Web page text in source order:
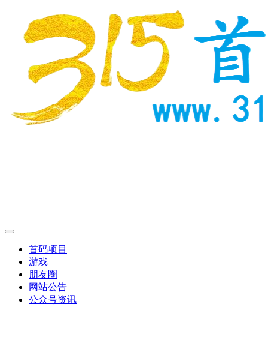
首码项目
游戏
朋友圈
网站公告
公众号资讯